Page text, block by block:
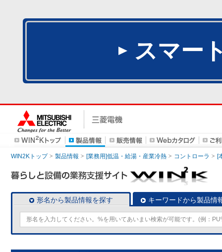
スマー
WIN2Kトップ 製品情報 [業務用]低温・給湯・産業冷熱 コントローラ [
形名から製品情報を探す キーワードから製品情